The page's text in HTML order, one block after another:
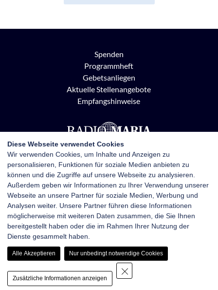
Spenden
Programmheft
Gebetsanliegen
Aktuelle Stellenangebote
Empfangshinweise
Radio Maria Österreich
Pottendorfer Straße 21, 1120 Wien
+43 1 710 70 72
kontakt@radiomaria.at
Impressum Netiquette
Datenschutz
Haftungsausschluss
Diese Webseite verwendet Cookies
Wir verwenden Cookies, um Inhalte und Anzeigen zu
personalisieren, Funktionen für soziale Medien anbieten zu
können und die Zugriffe auf unsere Webseite zu analysieren.
Außerdem geben wir Informationen zu Ihrer Verwendung unserer
Webseite an unsere Partner für soziale Medien, Werbung und
Analysen weiter. Unsere Partner führen diese Informationen
möglicherweise mit weiteren Daten zusammen, die Sie Ihnen
bereitgestellt haben oder die im Rahmen Ihrer Nutzung der
Dienste gesammelt haben.
Alle Akzeptieren Nur unbedingt notwendige Cookies
Zusätzliche Informationen anzeigen